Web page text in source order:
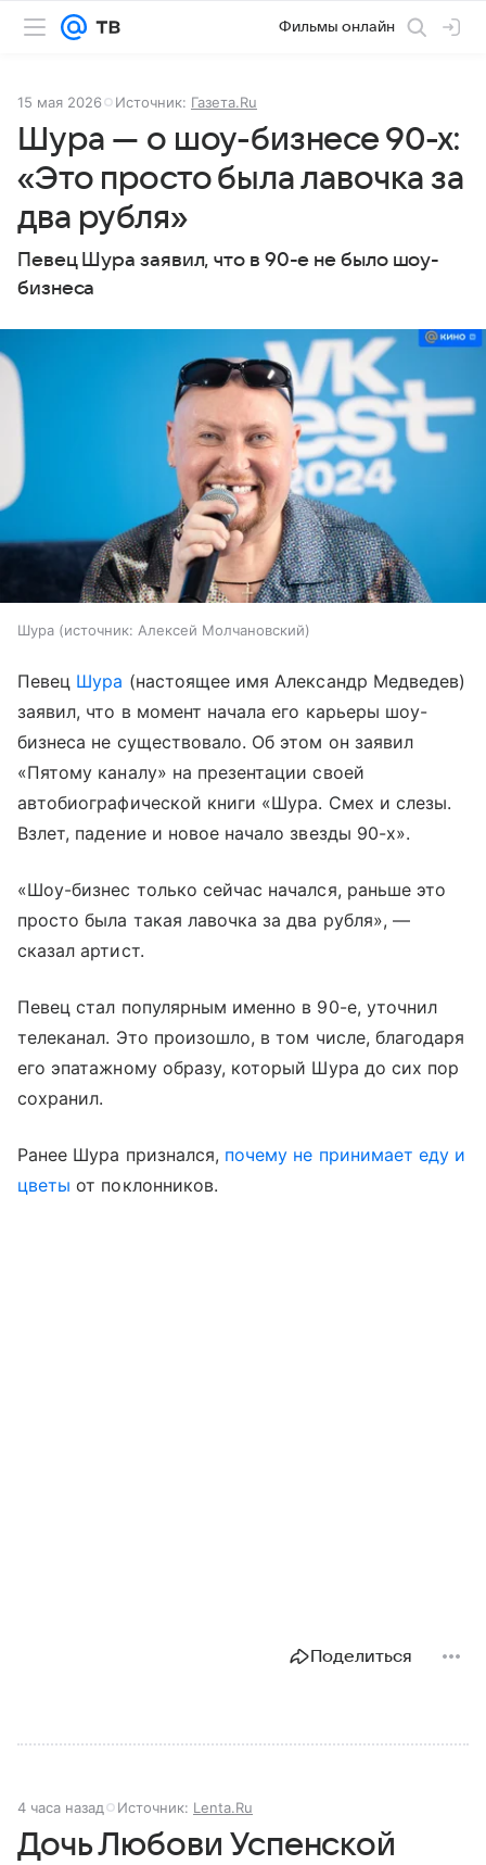
Фильмы онлайн
15 мая 2026 Источник: Газета.Ru
Шура — о шоу-бизнесе 90-х:
«Это просто была лавочка за
два рубля»
Певец Шура заявил, что в 90-е не было шоу-
бизнеса
Шура источник: Алексей Молчановский
Певец Шура (настоящее имя Александр Медведев)
заявил, что в момент начала его карьеры шоу-
бизнеса не существовало. Об этом он заявил
«Пятому каналу» на презентации своей
автобиографической книги «Шура. Смех и слезы.
Взлет, падение и новое начало звезды 90-х».
«Шоу-бизнес только сейчас начался, раньше это
просто была такая лавочка за два рубля», —
сказал артист.
Певец стал популярным именно в 90-е, уточнил
телеканал. Это произошло, в том числе, благодаря
его эпатажному образу, который Шура до сих пор
сохранил.
Ранее Шура признался, почему не принимает еду и
цветы от поклонников.
Поделиться
4 часа назад Источник: Lenta.Ru
Дочь Любови Успенской